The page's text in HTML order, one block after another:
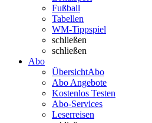
Fußball
Tabellen
WM-Tippspiel
schließen
schließen
Abo
ÜbersichtAbo
Abo Angebote
Kostenlos Testen
Abo-Services
Leserreisen